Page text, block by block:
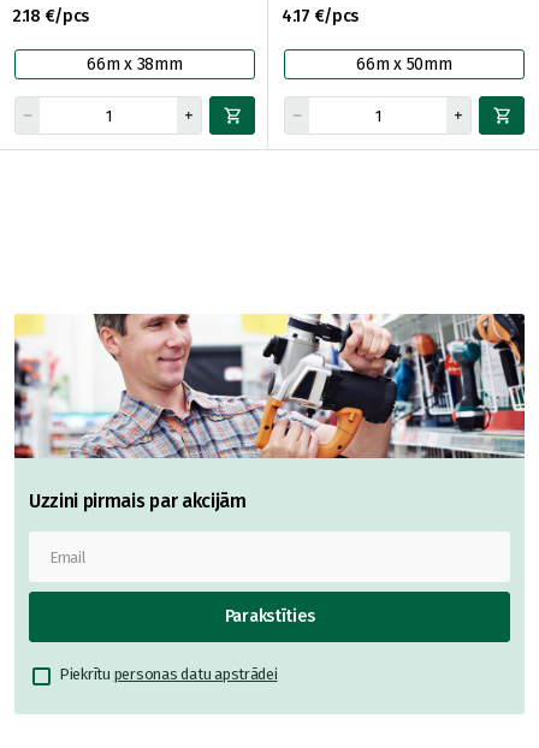
2.18 €/pcs
66m x 38mm
4.17 €/pcs
66m x 50mm
Uzzini pirmais par akcijām
Parakstīties
Piekrītu personas datu apstrādei